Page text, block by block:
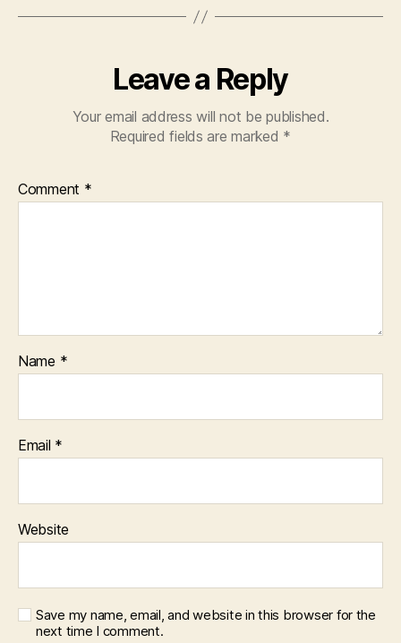
Leave a Reply
Your email address will not be published.
Required fields are marked *
Comment *
Name *
Email *
Website
Save my name, email, and website in this browser for the
next time I comment.